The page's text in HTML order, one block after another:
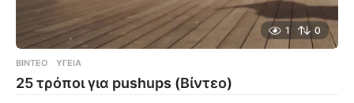
1 0
ΒΊΝΤΕΟ ΥΓΕΊΑ
25 τρόποι για pushups (Βίντεο)